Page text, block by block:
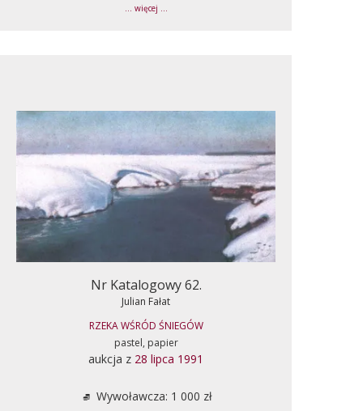
... więcej ...
Nr Katalogowy 62.
Julian Fałat
RZEKA WŚRÓD ŚNIEGÓW
pastel, papier
aukcja z 28 lipca 1991
Wywoławcza: 1 000 zł